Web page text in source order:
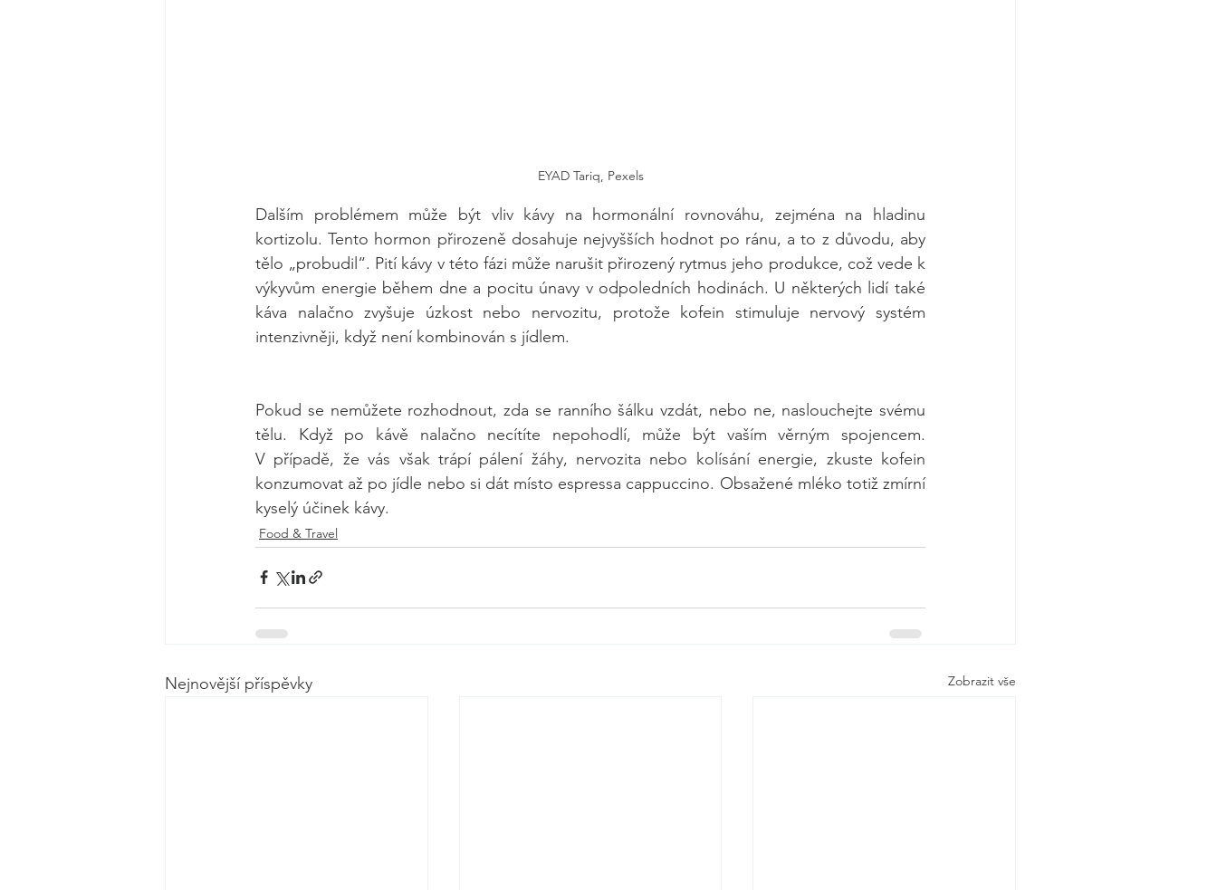
EYAD Tariq, Pexels
Dalším problémem může být vliv kávy na hormonální rovnováhu, zejména na hladinu
kortizolu. Tento hormon přirozeně dosahuje nejvyšších hodnot po ránu, a to z důvodu, aby
tělo „probudil“. Pití kávy v této fázi může narušit přirozený rytmus jeho produkce, což vede k
výkyvům energie během dne a pocitu únavy v odpoledních hodinách. U některých lidí také
káva nalačno zvyšuje úzkost nebo nervozitu, protože kofein stimuluje nervový systém
intenzivněji, když není kombinován s jídlem.
Pokud se nemůžete rozhodnout, zda se ranního šálku vzdát, nebo ne, naslouchejte svému
tělu. Když po kávě nalačno necítíte nepohodlí, může být vaším věrným spojencem.
V případě, že vás však trápí pálení žáhy, nervozita nebo kolísání energie, zkuste kofein
konzumovat až po jídle nebo si dát místo espressa cappuccino. Obsažené mléko totiž zmírní
kyselý účinek kávy.
Food & Travel
Nejnovější příspěvky Zobrazit vše